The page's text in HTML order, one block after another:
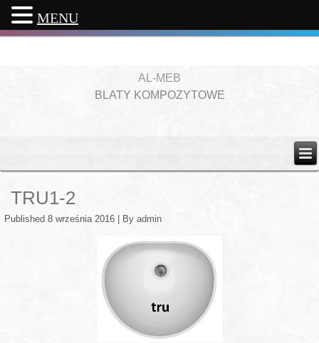
AL-MEB
BLATY KOMPOZYTOWE
TRU1-2
Published 8 września 2016 By admin
MENU